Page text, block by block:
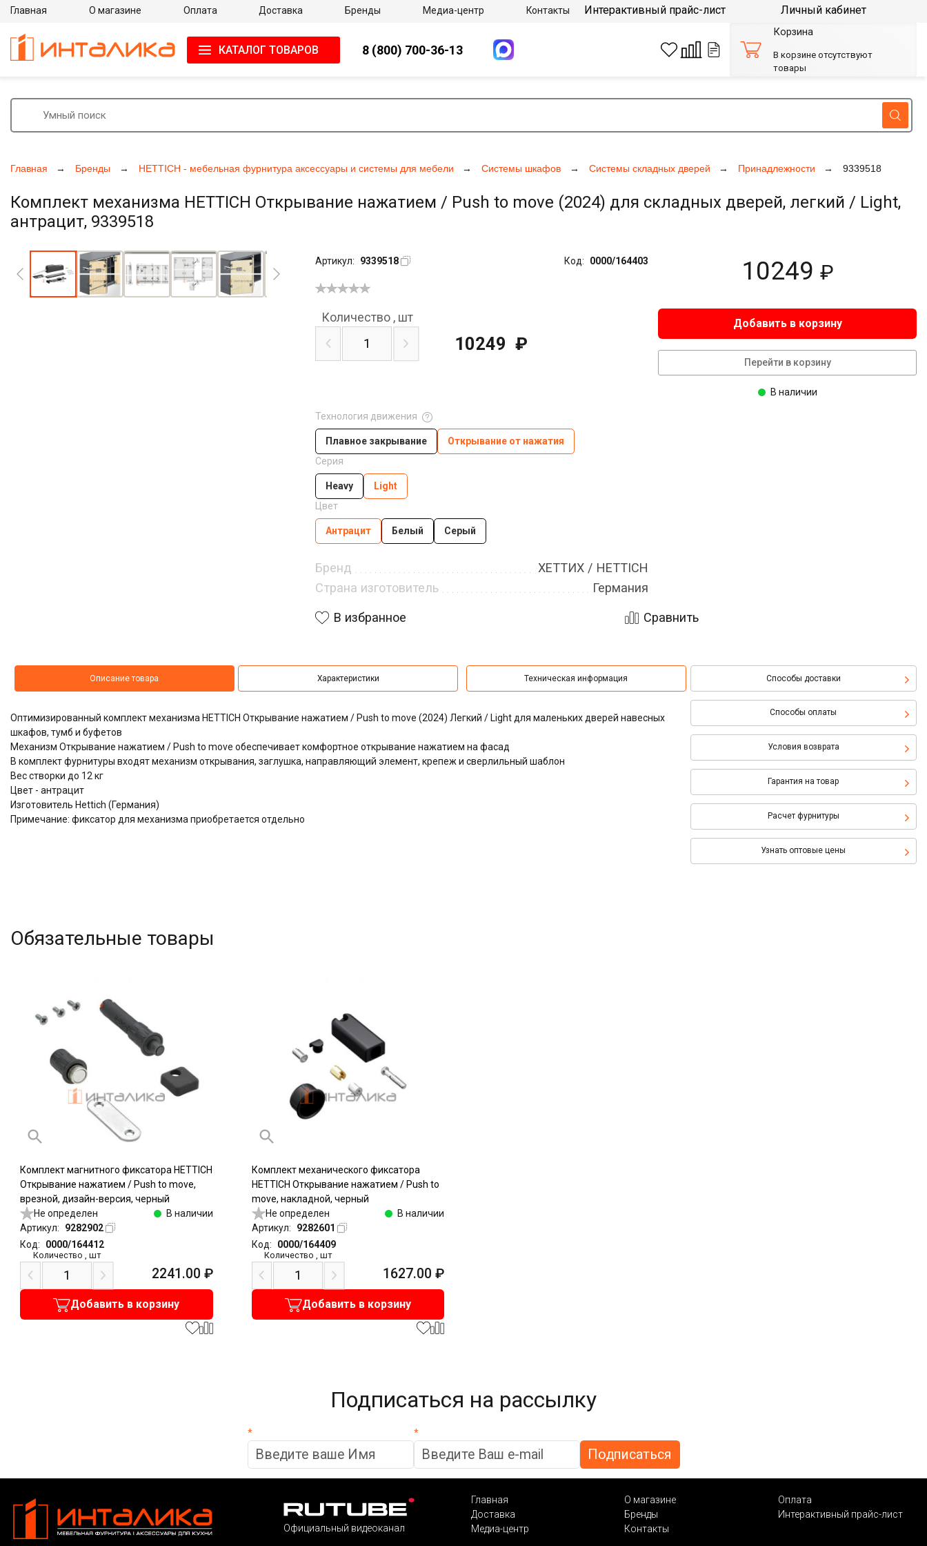
Главная Бренды HETTICH - мебельная фурнитура аксессуары и системы для мебели Системы шкафов Системы складных дверей Принадлежности 9339518
Комплект механизма HETTICH Открывание нажатием / Push to move (2024) для складных дверей, легкий / Light,
антрацит, 9339518
Артикул: 9339518 Код: 0000/164403 10249 ₽
Технология движения
Плавное закрывание
Открывание от нажатия
Серия
Heavy
Light
Цвет
Антрацит Белый Серый
Бренд
ХЕТТИХ / HETTICH
Страна изготовитель
Германия
Количество , шт
10249 ₽
Добавить в корзину
Перейти в корзину
В наличии
В избранное Сравнить
Описание товара Характеристики Техническая информация Способы доставки
Способы оплаты
Условия возврата
Гарантия на товар
Расчет фурнитуры
Узнать оптовые цены
Оптимизированный комплект механизма HETTICH Открывание нажатием / Push to move (2024) Легкий / Light для маленьких дверей навесных
шкафов, тумб и буфетов
Механизм Открывание нажатием / Push to move обеспечивает комфортное открывание нажатием на фасад
В комплект фурнитуры входят механизм открывания, заглушка, направляющий элемент, крепеж и сверлильный шаблон
Вес створки до 12 кг
Цвет - антрацит
Изготовитель Hettich (Германия)
Примечание: фиксатор для механизма приобретается отдельно
Обязательные товары
Комплект магнитного фиксатора HETTICH
Открывание нажатием / Push to move,
врезной, дизайн-версия, черный
Не определен
В наличии
Артикул:
9282902
Код:
0000/164412
Количество шт
2241.00 ₽
Добавить в корзину
Комплект механического фиксатора
HETTICH Открывание нажатием / Push to
move, накладной, черный
Не определен
В наличии
Артикул:
9282601
Код:
0000/164409
Количество ,шт
1627.00 ₽
Добавить в корзину
Главная О магазине Оплата Доставка Бренды Медиа-центр Контакты Интерактивный прайс-лист Личный кабинет
КАТАЛОГ ТОВАРОВ 8 (800) 700-36-13
Корзина
В корзине отсутствуют
товары
Подписаться на рассылку
* *
Официальный видеоканал
Главная О магазине
Оплата
Доставка
Бренды
Интерактивный прайс-лист
Медиа-центр
Контакты